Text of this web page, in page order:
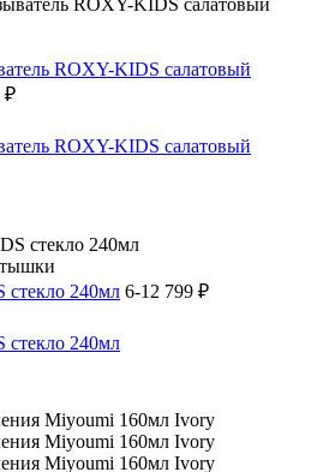
ROXY-KIDS салатовый
₽
ROXY-KIDS салатовый
240мл 6-12 799 ₽
240мл